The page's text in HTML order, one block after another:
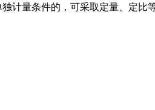
计量条件的，可采取定量、定比